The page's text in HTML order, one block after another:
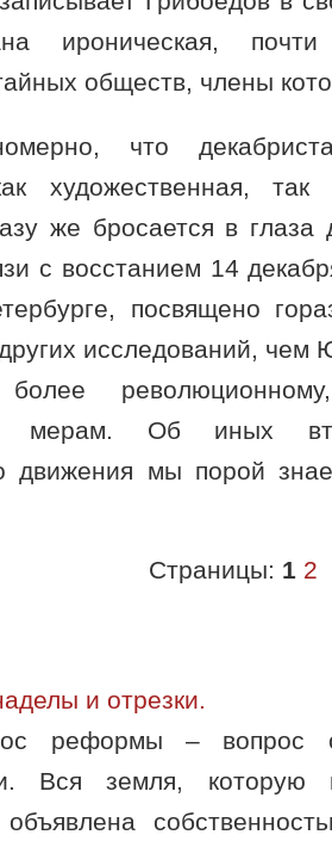
ироническая, почти
обществ, члены
что
художественная,
же бросается в
с восстанием 14
посвящено
исследований,
более
мерам. Об иных
движения мы порой
Страницы: 1 2
и отрезки.
реформы –
Вся земля, которую